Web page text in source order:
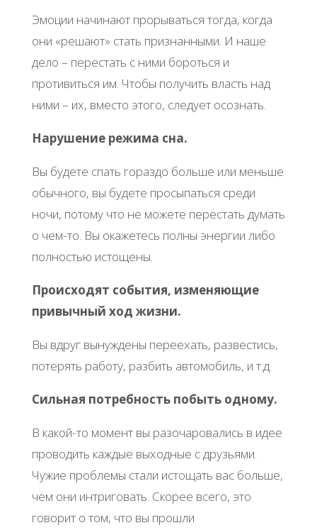
Эмоции начинают прорываться тогда, когда
они «решают» стать признанными. И наше
дело – перестать с ними бороться и
противиться им. Чтобы получить власть над
ними – их, вместо этого, следует осознать.
Нарушение режима сна.
Вы будете спать гораздо больше или меньше
обычного, вы будете просыпаться среди
ночи, потому что не можете перестать думать
о чем-то. Вы окажетесь полны энергии либо
полностью истощены.
Происходят события, изменяющие
привычный ход жизни.
Вы вдруг вынуждены переехать, развестись,
потерять работу, разбить автомобиль, и т.д.
Сильная потребность побыть одному.
В какой-то момент вы разочаровались в идее
проводить каждые выходные с друзьями.
Чужие проблемы стали истощать вас больше,
чем они интриговать. Скорее всего, это
говорит о том, что вы прошли